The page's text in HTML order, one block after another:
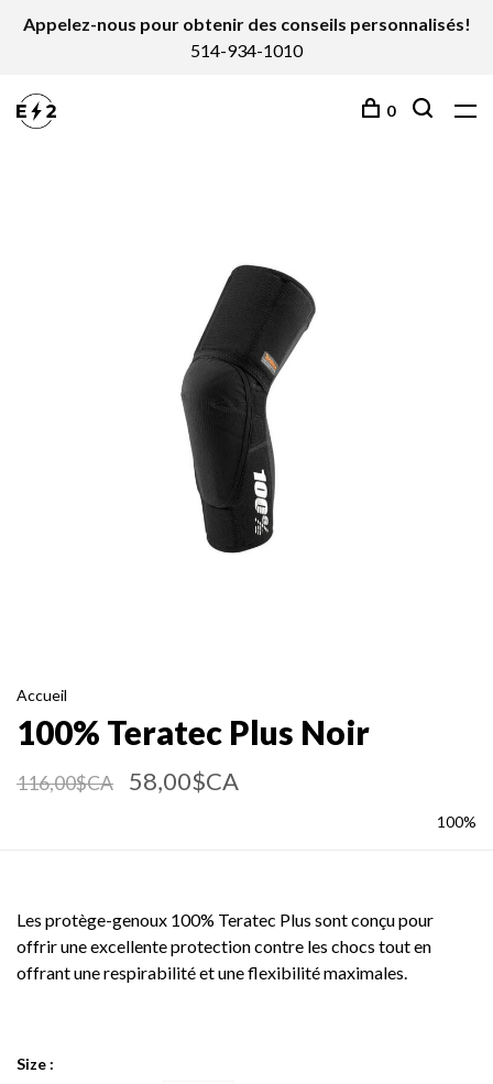
Appelez-nous pour obtenir des conseils personnalisés!
514-934-1010
0
Accueil
100% Teratec Plus Noir
116,00$CA 58,00$CA
100%
Les protège-genoux 100% Teratec Plus sont conçu pour
offrir une excellente protection contre les chocs tout en
offrant une respirabilité et une flexibilité maximales.
Size :